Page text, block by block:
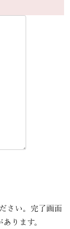
さい。完了画面
ります。